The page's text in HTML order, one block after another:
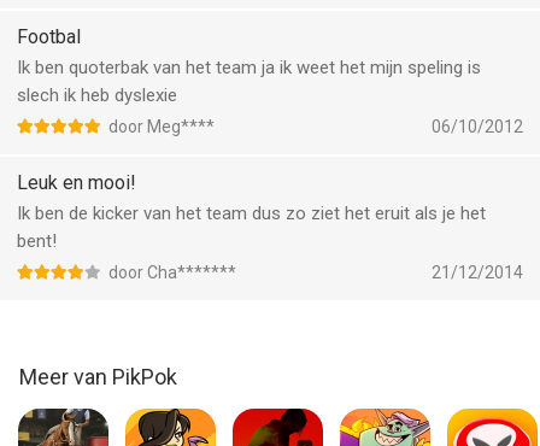
Copyright © 2014 Prodigy Design Ltd. Flick Kick, PikPok en het
PikPok-logo zijn geregistreerde handelsmerken van Prodigy
Design Ltd. Alle rechten voorbehouden.
--
Flick Kick Rugby Kickoff van PikPok is een app voor iPhone,
iPad en iPod touch met iOS versie 11.0 of hoger, geschikt
bevonden voor gebruikers met leeftijden vanaf
Footbal
Ik ben quoterbak van het team ja ik weet het mijn speling is
slech ik heb dyslexie
door Meg**** 06/10/2012
Leuk en mooi!
Ik ben de kicker van het team dus zo ziet het eruit als je het
bent!
door Cha******* 21/12/2014
Meer van PikPok